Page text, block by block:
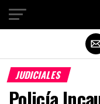
JUDICIALES
Policía